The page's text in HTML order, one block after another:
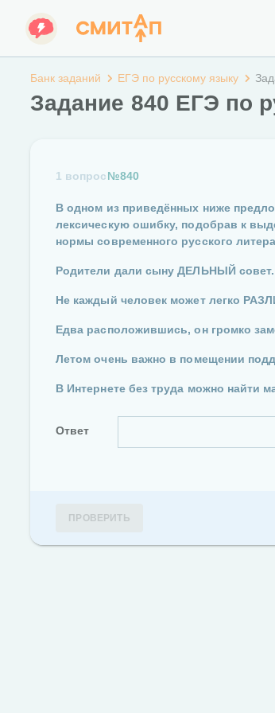
Банк заданий ЕГЭ по русскому языку
Задание 840 ЕГЭ по
1 вопрос№840
В одном из приведённых ниже
лексическую ошибку, подобрав к
нормы современного русского
Родители дали сыну ДЕЛЬНЫЙ совет.
Не каждый человек может легко
Едва расположившись, он громко
Летом очень важно в помещении
В Интернете без труда можно
Ответ
ПРОВЕРИТЬ